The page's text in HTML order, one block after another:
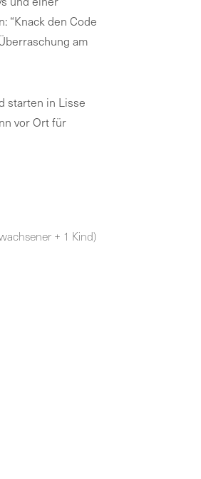
“Knack den Code
am
starten in Lisse
vor Ort für
+ 1 Kind)